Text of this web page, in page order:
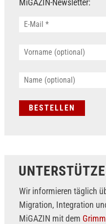
MiGAZIN-Newsletter:
UNTERSTÜTZE
Wir informieren täglich
Migration, Integration
MiGAZIN mit dem